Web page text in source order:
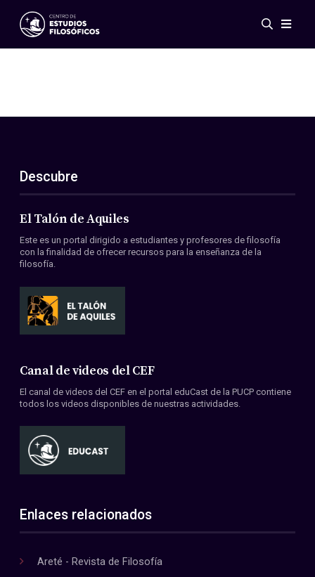
Eventos
ES
EN
Acerca de nosotros
Miembros
Convenios
Descubre
El Talón de Aquiles
Este es un portal dirigido a estudiantes y profesores de filosofía
con la finalidad de ofrecer recursos para la enseñanza de la
filosofía.
Canal de videos del CEF
El canal de videos del CEF en el portal eduCast de la PUCP contiene
todos los videos disponibles de nuestras actividades.
Enlaces relacionados
Areté - Revista de Filosofía